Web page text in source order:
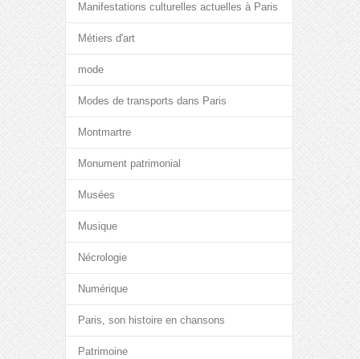
Manifestations culturelles actuelles à Paris
Métiers d'art
mode
Modes de transports dans Paris
Montmartre
Monument patrimonial
Musées
Musique
Nécrologie
Numérique
Paris, son histoire en chansons
Patrimoine